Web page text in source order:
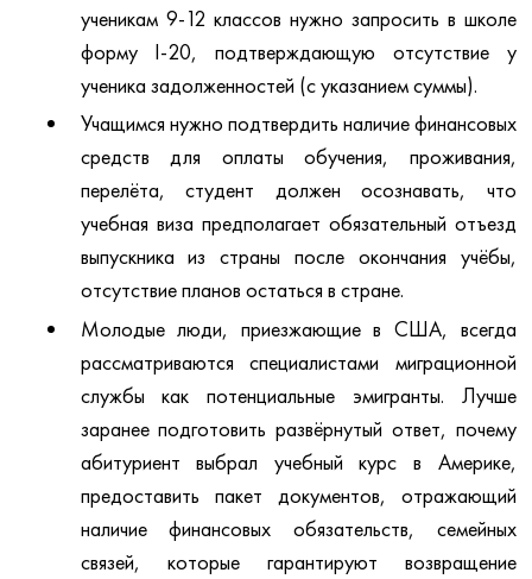
ученикам 9-12 классов нужно запросить в школе
форму I-20, подтверждающую отсутствие у
ученика задолженностей (с указанием суммы).
Учащимся нужно подтвердить наличие финансовых
средств для оплаты обучения, проживания,
перелёта, студент должен осознавать, что
учебная виза предполагает обязательный отъезд
выпускника из страны после окончания учёбы,
отсутствие планов остаться в стране.
Молодые люди, приезжающие в США, всегда
рассматриваются специалистами миграционной
службы как потенциальные эмигранты. Лучше
заранее подготовить развёрнутый ответ, почему
абитуриент выбрал учебный курс в Америке,
предоставить пакет документов, отражающий
наличие финансовых обязательств, семейных
связей, которые гарантируют возвращение